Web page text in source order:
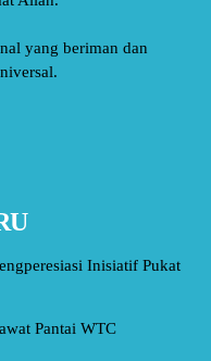
yang beriman dan
Inisiatif Pukat
Pantai WTC